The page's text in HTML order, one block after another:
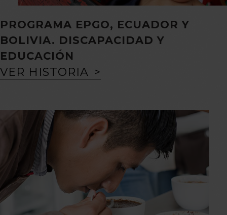
PROGRAMA EPGO, ECUADOR Y
BOLIVIA. DISCAPACIDAD Y
EDUCACIÓN
VER HISTORIA